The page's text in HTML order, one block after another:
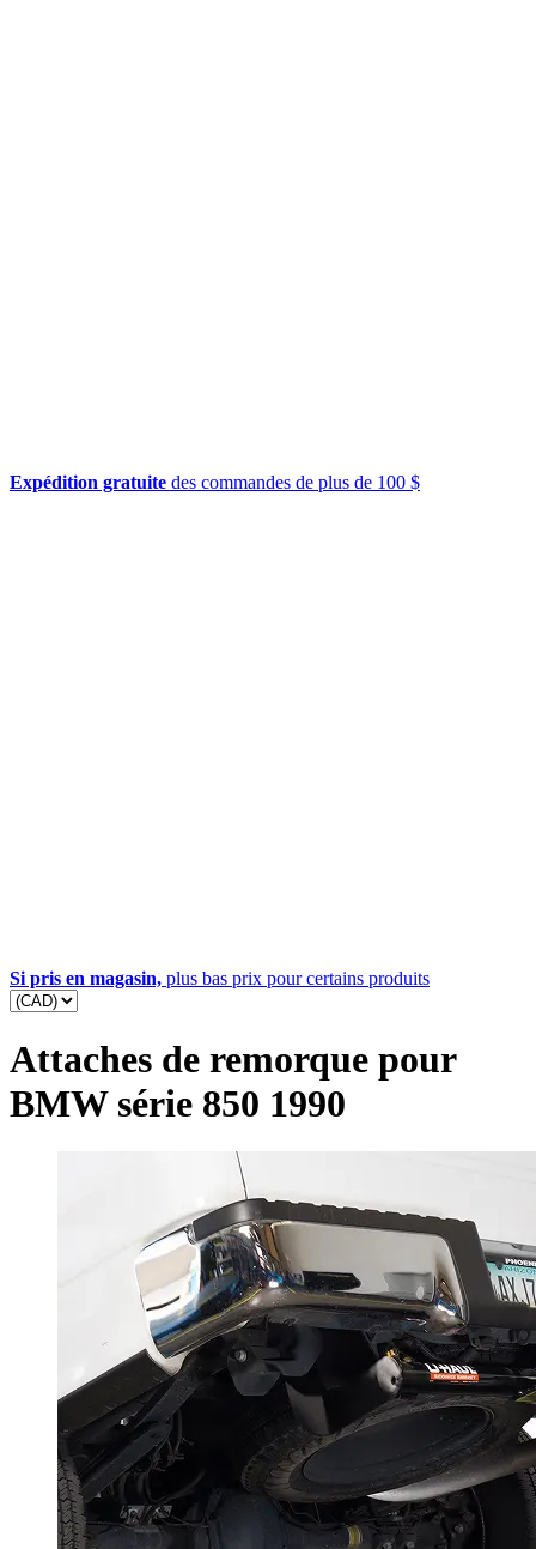
Expédition gratuite des commandes de plus de 100 $
Si pris en magasin, plus bas prix pour certains produits
Attaches de remorque pour
BMW série 850 1990